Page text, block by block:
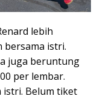
lebih
bersama istri.
juga beruntung
per lembar.
istri. Belum tiket